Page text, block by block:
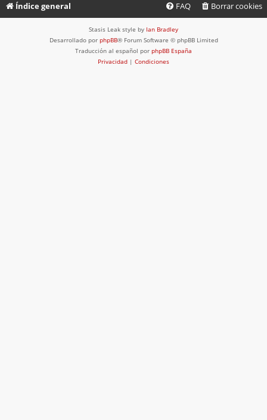
Índice general Borrar cookies
FAQ
Stasis Leak style by Ian Bradley
Desarrollado por phpBB® Forum Software © phpBB Limited
Traducción al español por phpBB España
Privacidad | Condiciones